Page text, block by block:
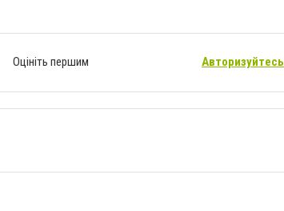
Оцініть першим Авторизуйтесь